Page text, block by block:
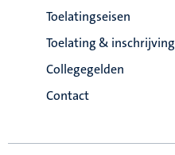
Toelatingseisen
Toelating & inschrijving
Collegegelden
Contact